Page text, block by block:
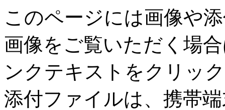
このページには画像や
画像をご覧いただく場
ンクテキストをクリッ
添付ファイルは、携帯